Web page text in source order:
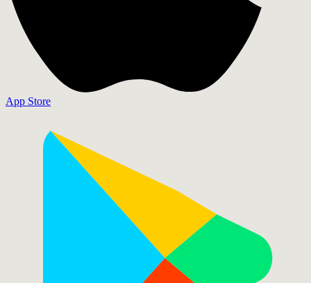
App Store